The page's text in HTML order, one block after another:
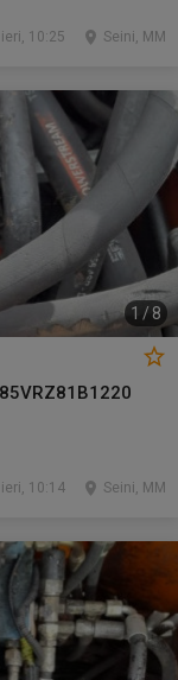
Seini, MM
ieri, 10:25
1 /8
Seini, MM
ieri, 10:14